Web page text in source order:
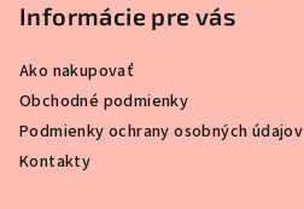
Informácie pre vás
Ako nakupovať
Obchodné podmienky
Podmienky ochrany osobných údajov
Kontakty